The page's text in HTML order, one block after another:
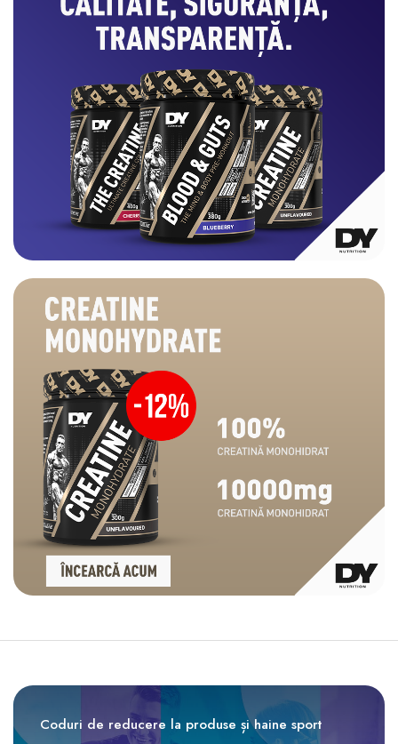
Coduri de reducere la produse și haine sport